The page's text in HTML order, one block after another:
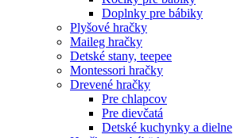
Doplnky pre bábiky
Plyšové hračky
Maileg hračky
Detské stany, teepee
Montessori hračky
Drevené hračky
Pre chlapcov
Pre dievčatá
Detské kuchynky a dielne